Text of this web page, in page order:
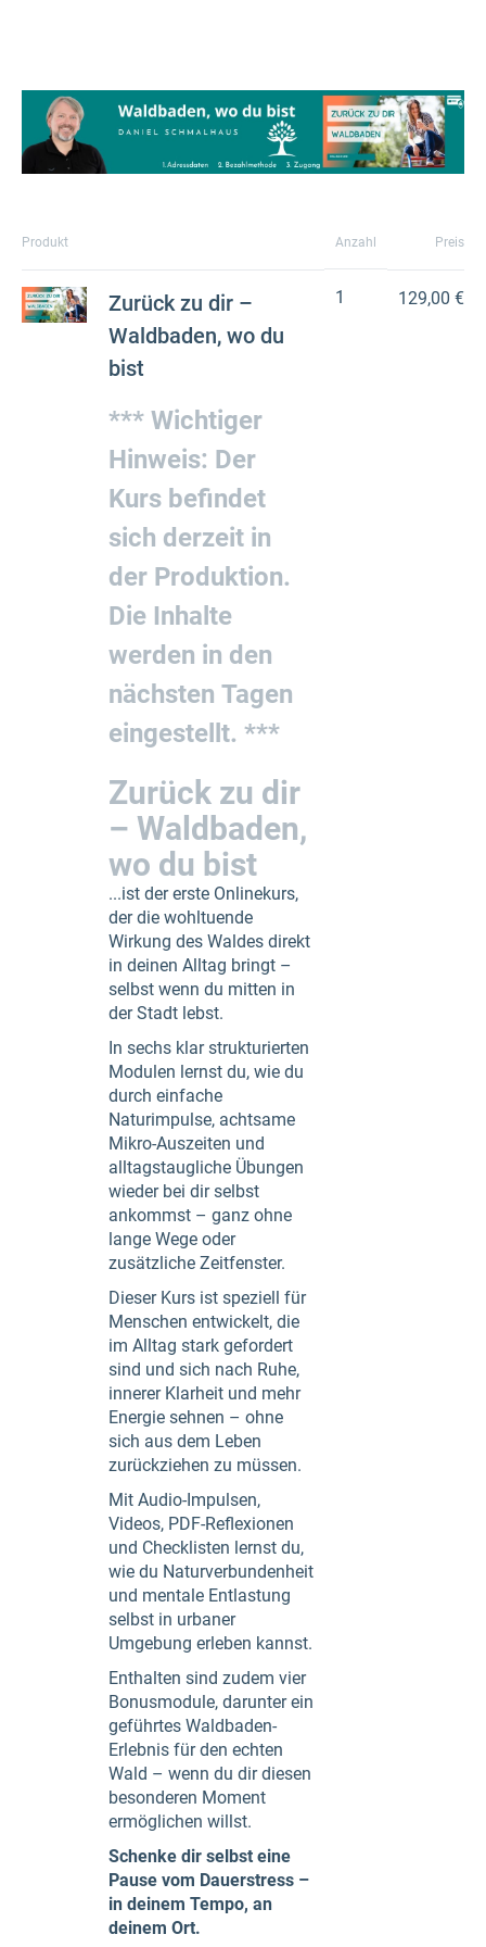
Produkt Anzahl Preis
Zurück zu dir –
Waldbaden, wo du
bist
*** Wichtiger
Hinweis: Der
Kurs befindet
sich derzeit in
der Produktion.
Die Inhalte
werden in den
nächsten Tagen
eingestellt. ***
Zurück zu dir
– Waldbaden,
wo du bist
...ist der erste Onlinekurs,
der die wohltuende
Wirkung des Waldes direkt
in deinen Alltag bringt –
selbst wenn du mitten in
der Stadt lebst.
In sechs klar strukturierten
Modulen lernst du, wie du
durch einfache
Naturimpulse, achtsame
Mikro-Auszeiten und
alltagstaugliche Übungen
wieder bei dir selbst
ankommst – ganz ohne
lange Wege oder
zusätzliche Zeitfenster.
Dieser Kurs ist speziell für
Menschen entwickelt, die
im Alltag stark gefordert
sind und sich nach Ruhe,
innerer Klarheit und mehr
Energie sehnen – ohne
sich aus dem Leben
zurückziehen zu müssen.
Mit Audio-Impulsen,
Videos, PDF-Reflexionen
und Checklisten lernst du,
wie du Naturverbundenheit
und mentale Entlastung
selbst in urbaner
Umgebung erleben kannst.
Enthalten sind zudem vier
Bonusmodule, darunter ein
geführtes Waldbaden-
Erlebnis für den echten
Wald – wenn du dir diesen
besonderen Moment
ermöglichen willst.
Schenke dir selbst eine
Pause vom Dauerstress –
in deinem Tempo, an
deinem Ort.
1 129,00 €